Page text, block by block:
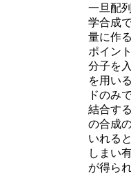
一旦配
学合成
量に作
ポイン
分子を
を用い
ドのみ
結合す
の合成
いれる
しまい
が得ら